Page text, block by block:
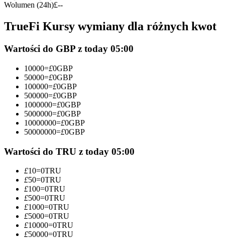
Kopiowanie Transakcji
Dołącz do najlepszych traderów
Zostań traderem kopiującym
transakcji
Wolumen (24h)£--
TrueFi Kursy wymiany dla różnych kwot
Wartości do GBP z today 05:00
10000=£0GBP
50000=£0GBP
100000=£0GBP
500000=£0GBP
1000000=£0GBP
5000000=£0GBP
10000000=£0GBP
50000000=£0GBP
Wartości do TRU z today 05:00
£10=0TRU
£50=0TRU
£100=0TRU
£500=0TRU
£1000=0TRU
£5000=0TRU
£10000=0TRU
£50000=0TRU